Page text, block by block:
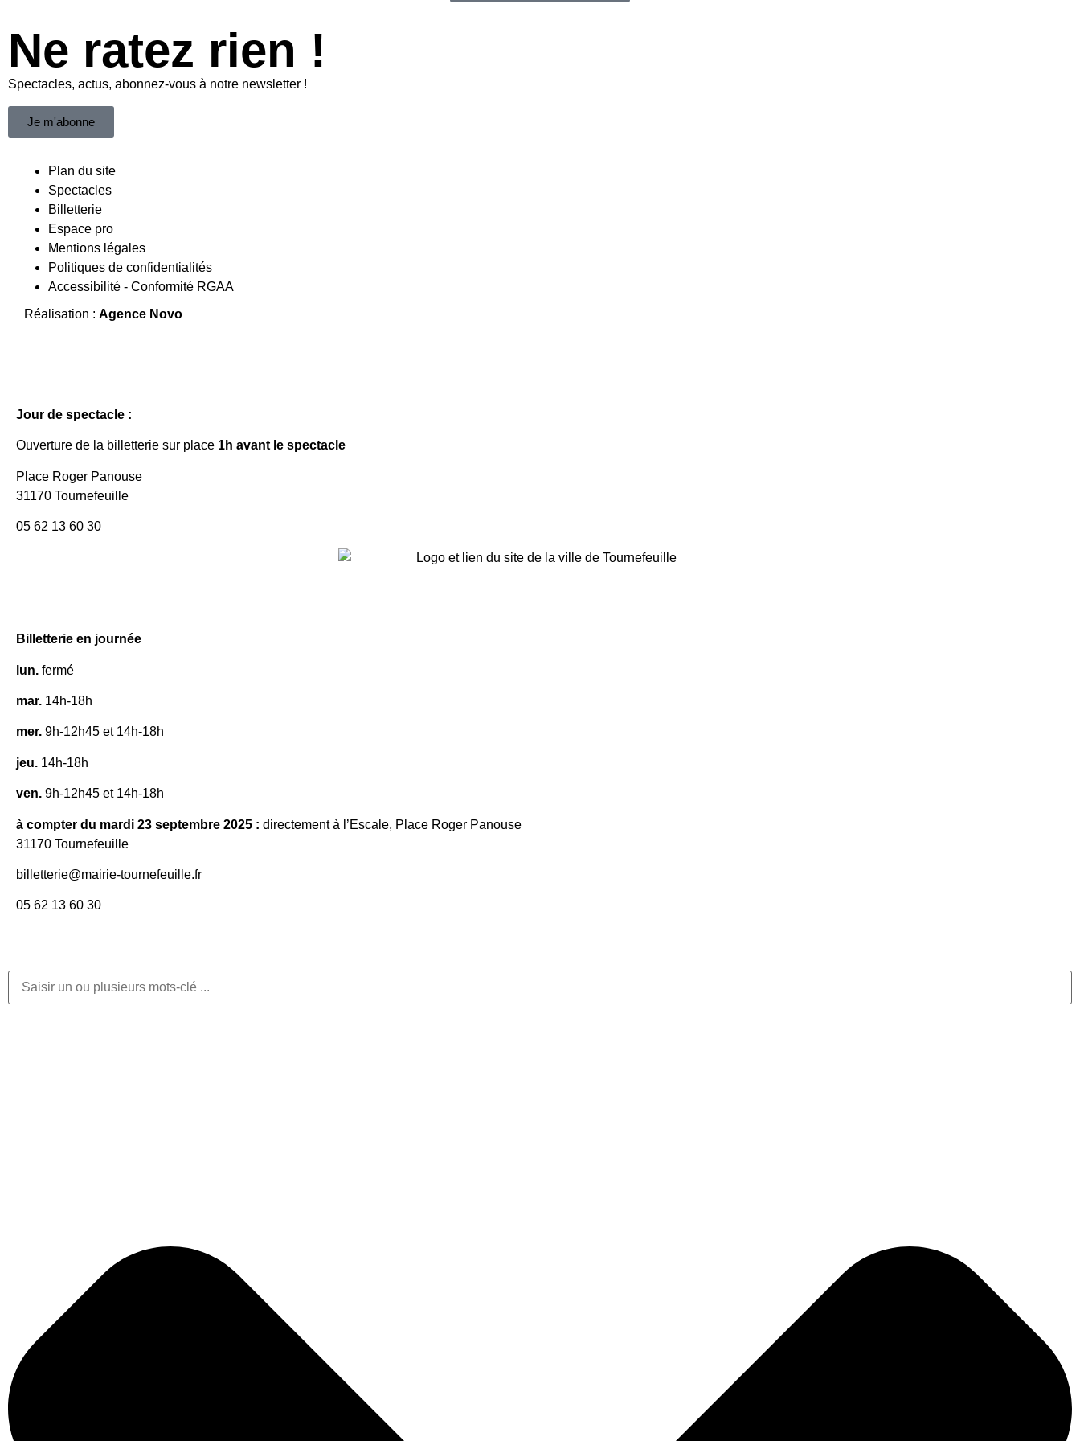
Ne ratez rien !
Spectacles, actus, abonnez-vous à notre newsletter !
Je m'abonne
Plan du site
Spectacles
Billetterie
Espace pro
Mentions légales
Politiques de confidentialités
Accessibilité - Conformité RGAA
Réalisation : Agence Novo
Jour de spectacle :
Ouverture de la billetterie sur place 1h avant le spectacle
Place Roger Panouse
31170 Tournefeuille
05 62 13 60 30
Billetterie en journée
lun. fermé
mar. 14h-18h
mer. 9h-12h45 et 14h-18h
jeu. 14h-18h
ven. 9h-12h45 et 14h-18h
à compter du mardi 23 septembre 2025 : directement à l’Escale, Place Roger Panouse
31170 Tournefeuille
billetterie@mairie-tournefeuille.fr
05 62 13 60 30